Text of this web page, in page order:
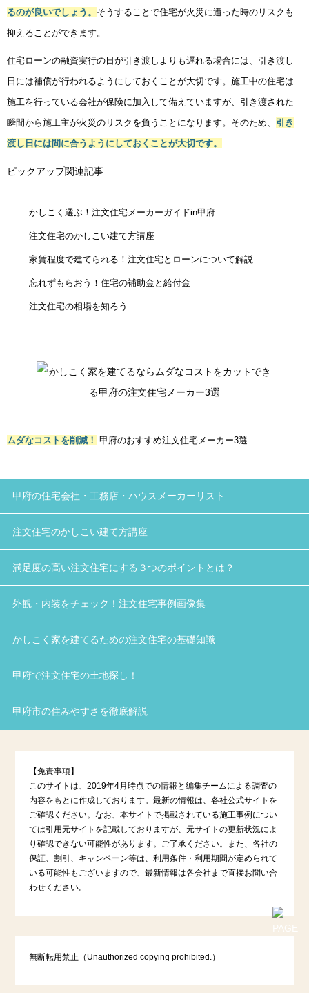
るのが良いでしょう。 そうすることで住宅が火災に遭った時のリスクも
抑えることができます。
住宅ローンの融資実行の日が引き渡しよりも遅れる場合には、引き渡し
日には補償が行われるようにしておくことが大切です。施工中の住宅は
施工を行っている会社が保険に加入して備えていますが、引き渡された
瞬間から施工主が火災のリスクを負うことになります。そのため、 引き
渡し日には間に合うようにしておくことが大切です。
ピックアップ関連記事
かしこく選ぶ！注文住宅メーカーガイドin甲府
注文住宅のかしこい建て方講座
家賃程度で建てられる！注文住宅とローンについて解説
忘れずもらおう！住宅の補助金と給付金
注文住宅の相場を知ろう
ムダなコストを削減！ 甲府のおすすめ注文住宅メーカー3選
甲府の住宅会社・工務店・ハウスメーカーリスト
注文住宅のかしこい建て方講座
満足度の高い注文住宅にする３つのポイントとは？
外観・内装をチェック！注文住宅事例画像集
かしこく家を建てるための注文住宅の基礎知識
甲府で注文住宅の土地探し！
甲府市の住みやすさを徹底解説
【免責事項】
このサイトは、2019年4月時点での情報と編集チームによる調査の
内容をもとに作成しております。最新の情報は、各社公式サイトを
ご確認ください。なお、本サイトで掲載されている施工事例につい
ては引用元サイトを記載しておりますが、元サイトの更新状況によ
り確認できない可能性があります。ご了承ください。また、各社の
保証、割引、キャンペーン等は、利用条件・利用期間が定められて
いる可能性もございますので、最新情報は各会社まで直接お問い合
わせください。
無断転用禁止（Unauthorized copying prohibited.）